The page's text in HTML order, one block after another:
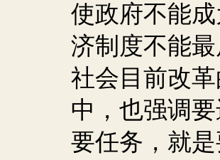
使政府不能
济制度不能
社会目前改
中，也强调
要任务，就